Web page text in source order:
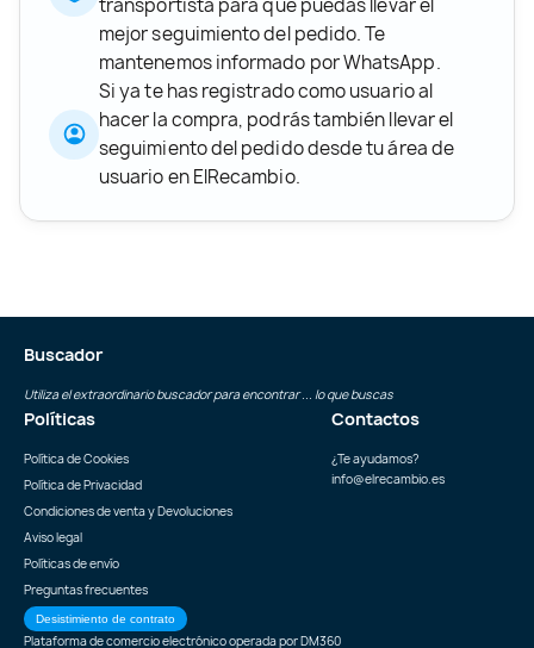
transportista para que puedas llevar el
mejor seguimiento del pedido. Te
mantenemos informado por WhatsApp.
Si ya te has registrado como usuario al
hacer la compra, podrás también llevar el
seguimiento del pedido desde tu área de
usuario en ElRecambio.
Buscador
Utiliza el extraordinario buscador para encontrar ... lo que buscas
Políticas
Política de Cookies
Política de Privacidad
Condiciones de venta y Devoluciones
Aviso legal
Políticas de envío
Preguntas frecuentes
Desistimiento de contrato
Contactos
¿Te ayudamos?
info@elrecambio.es
Plataforma de comercio electrónico operada porDM360